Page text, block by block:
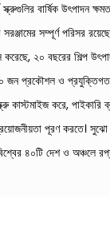
স্ক্রুগুলির বার্ষিক উৎপাদন
সরঞ্জামের সম্পূর্ণ পরিসর
করেছে, ২০ বছরের শিল্প
জন প্রকৌশল ও প্রযুক্তিগত
কাস্টমাইজ করে, পাইকারি
পূরণ করতে।
৪০টি দেশ ও অঞ্চলে